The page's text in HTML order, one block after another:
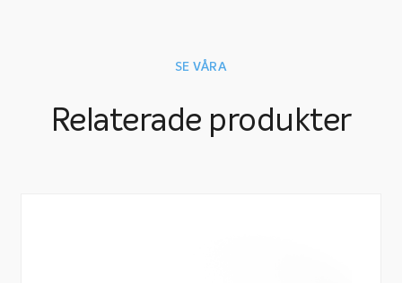
SE VÅRA
Relaterade produkter